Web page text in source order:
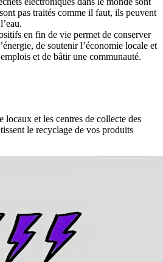
pas traités comme il faut, ils peuvent
en fin de vie permet de conserver
de soutenir l’économie locale et
et de bâtir une communauté.
locaux et les centres de collecte des
le recyclage de vos produits